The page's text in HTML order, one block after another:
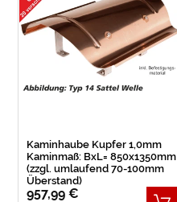
Kaminhaube Kupfer 1,0mm
Kaminmaß: BxL= 850x1350mm
(zzgl. umlaufend 70-100mm
Überstand)
957,99 €